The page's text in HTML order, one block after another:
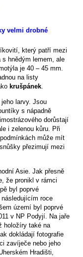
který patří mezi
hnědým lemem, ale
je 40 – 45 mm.
na listy
krušpánek.
larvy. Jsou
s nápadně
dorůstají
i zelenou kůru. Při
může mít
přezimují mezi
Asie. Jak přesně
že pronikl v rámci
byl poprvé
roce
území byl poprvé
v NP Podyjí. Na jaře
holožíry také na
dokládají fotografie
zavíječe nebo jeho
Hradišti,